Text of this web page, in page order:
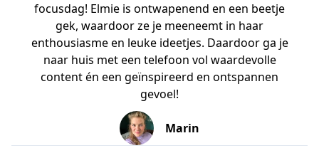
focusdag! Elmie is ontwapenend en een beetje
gek, waardoor ze je meeneemt in haar
enthousiasme en leuke ideetjes. Daardoor ga je
naar huis met een telefoon vol waardevolle
content én een geïnspireerd en ontspannen
gevoel!
Marin